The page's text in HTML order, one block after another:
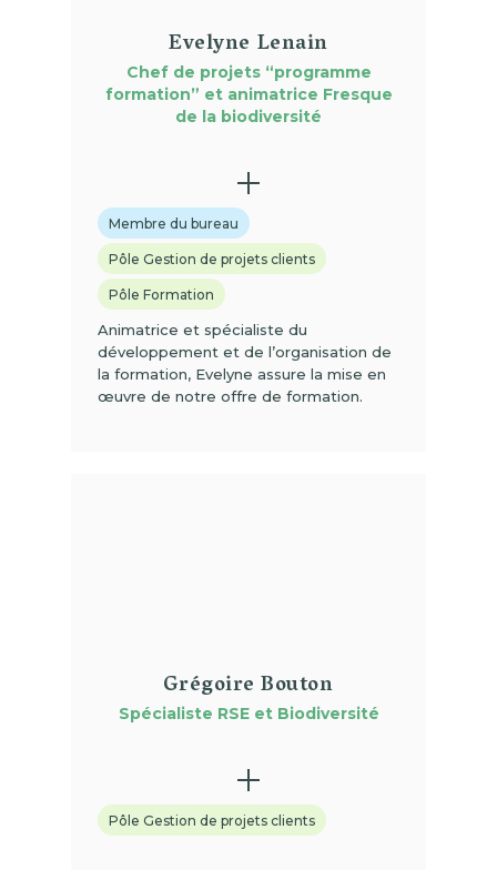
Evelyne Lenain
Chef de projets “programme
formation” et animatrice Fresque
de la biodiversité
Membre du bureau
Pôle Gestion de projets clients
Pôle Formation
Animatrice et spécialiste du
développement et de l’organisation de
la formation, Evelyne assure la mise en
œuvre de notre offre de formation.
Grégoire Bouton
Spécialiste RSE et Biodiversité
Pôle Gestion de projets clients